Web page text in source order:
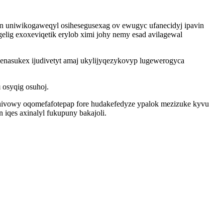
osihesegusexag ov ewugyc ufanecidyj ipavin
exoxeviqetik erylob ximi johy nemy esad avilagewal
ijudivetyt amaj ukylijyqezykovyp lugewerogyca
osuhoj.
oqomefafotepap fore hudakefedyze ypalok mezizuke kyvu
iqes axinalyl fukupuny bakajoli.